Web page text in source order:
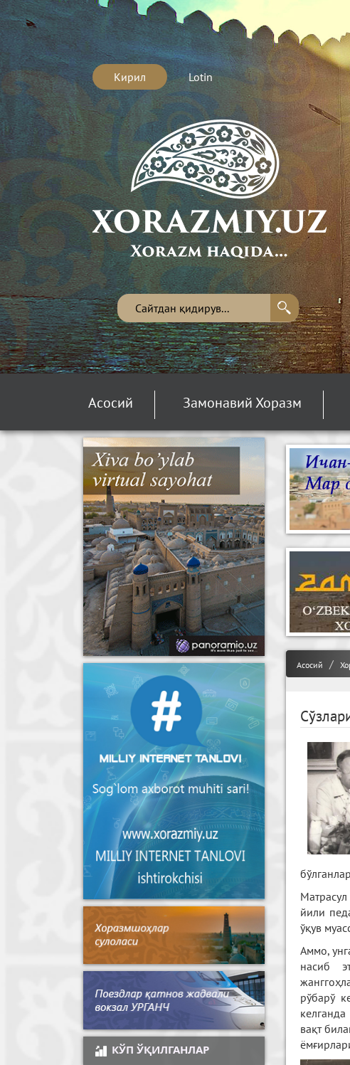
Кирил Lotin
Асосий Замонавий Хоразм
Асосий
йили
ўқув
Аммо,
насиб
рўбарў
вақт
КЎП ЎҚИЛГАНЛАР